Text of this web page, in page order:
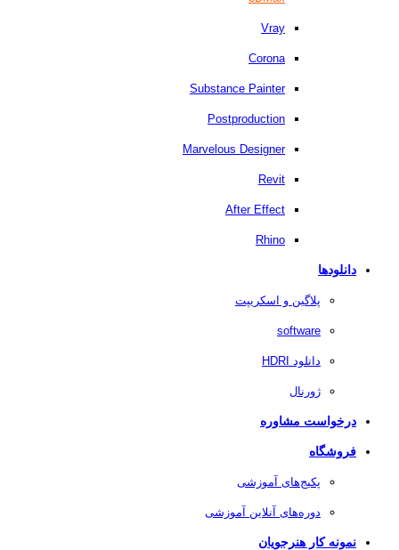
Vray
Corona
Substance Painter
Postproduction
Marvelous Designer
Revit
After Effect
Rhino
دانلودها
پلاگین و اسکریپت
software
دانلود HDRI
ژورنال
درخواست مشاوره
فروشگاه
پکیج‌های آموزشی
دوره‌های آنلاین آموزشی
نمونه کار هنرجویان